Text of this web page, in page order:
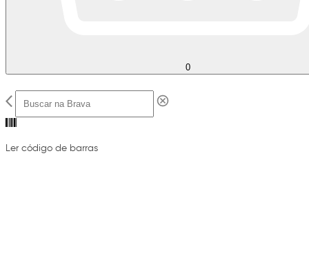
0
Ler código de barras